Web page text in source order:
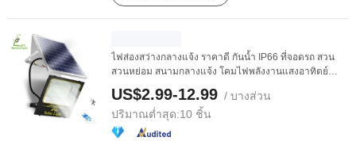
ไฟส่องสว่างกลางแจ้ง ราคาดี กันน้ำ IP66 ที่จอดรถ สวน
สวนหย่อม สนามกลางแจ้ง โคมไฟพลังงานแสงอาทิตย์
50W ...
US$2.99-12.99 / บางส่วน
ปริมาณต่ำสุด:10 ชิ้น